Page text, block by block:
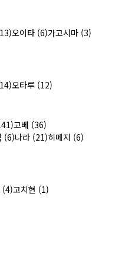
오이타 (6)가고시마 (3)
오타루 (12)
고베 (36)
(6)나라 (21)히메지 (6)
(4)고치현 (1)